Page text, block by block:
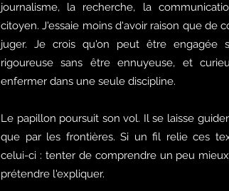
journalisme, la recherche, la
citoyen. J'essaie moins d'avoir raison que de
juger. Je crois qu'on peut être engagée
rigoureuse sans être ennuyeuse, et
enfermer dans une seule discipline.
Le papillon poursuit son vol. Il se laisse
que par les frontières. Si un fil relie ces
celui-ci : tenter de comprendre un peu
prétendre l'expliquer.